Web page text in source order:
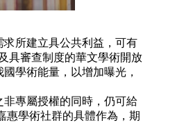
所建立具公共利益，可有
具審查制度的華文學術開放
學術能量，以增加曝光，
專屬授權的同時，仍可給
惠學術社群的具體作為，期